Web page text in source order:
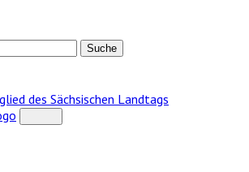
des Sächsischen Landtags